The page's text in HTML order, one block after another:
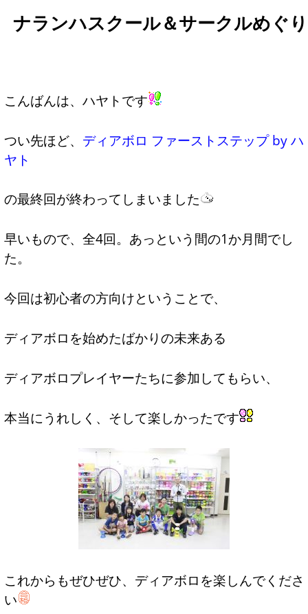
ナランハスクール＆サークルめぐり
こんばんは、ハヤトです
つい先ほど、 ディアボロ ファーストステップ by ハ
ヤト
の最終回が終わってしまいました
早いもので、全4回。あっという間の1か月間でし
た。
今回は初心者の方向けということで、
ディアボロを始めたばかりの未来ある
ディアボロプレイヤーたちに参加してもらい、
本当にうれしく、そして楽しかったです
これからもぜひぜひ、ディアボロを楽しんでくださ
い